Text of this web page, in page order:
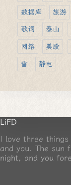
数据库 旅游
歌词 泰山
网络 美股
雪 静电
LiFD
I love three
and you. The sun
night, and you